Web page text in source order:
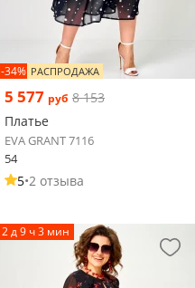
-34% РАСПРОДАЖА
5 577 руб 8 153
Платье
EVA GRANT 7116
54
5•2 отзыва
2 д 9 ч 3 мин